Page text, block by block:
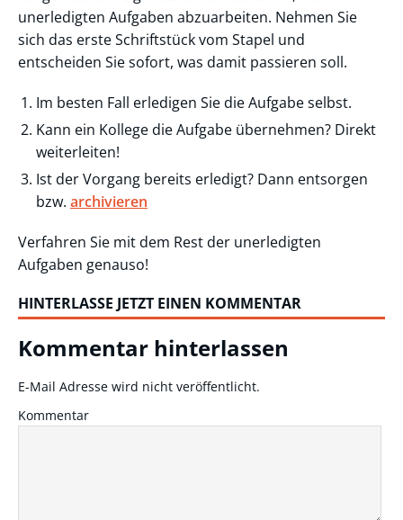
unerledigten Aufgaben abzuarbeiten. Nehmen Sie
sich das erste Schriftstück vom Stapel und
entscheiden Sie sofort, was damit passieren soll.
Im besten Fall erledigen Sie die Aufgabe selbst.
Kann ein Kollege die Aufgabe übernehmen? Direkt
weiterleiten!
Ist der Vorgang bereits erledigt? Dann entsorgen
bzw. archivieren
Verfahren Sie mit dem Rest der unerledigten
Aufgaben genauso!
HINTERLASSE JETZT EINEN KOMMENTAR
Kommentar hinterlassen
E-Mail Adresse wird nicht veröffentlicht.
Kommentar